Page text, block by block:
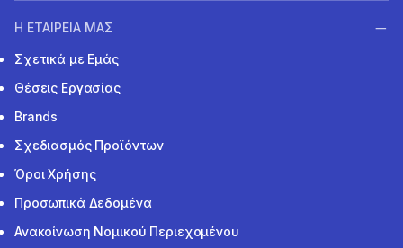
Η ΕΤΑΙΡΕΙΑ ΜΑΣ
Σχετικά με Εμάς
Θέσεις Εργασίας
Brands
Σχεδιασμός Προϊόντων
Όροι Χρήσης
Προσωπικά Δεδομένα
Ανακοίνωση Νομικού Περιεχομένου